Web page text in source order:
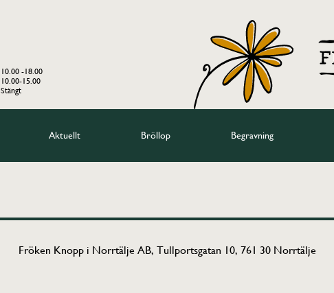
10.00 -18.00
10.00-15.00
Stängt
Aktuellt Bröllop Begravning
Fröken Knopp i Norrtälje AB, Tullportsgatan 10, 761 30 Norrtälje